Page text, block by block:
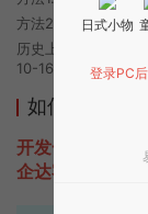
方法2. 在微信中搜索
历史上的今时小程
10-16 08:08发布
如何开发类
开发一款类似爱
企达客服即可为
日式小物
登录PC